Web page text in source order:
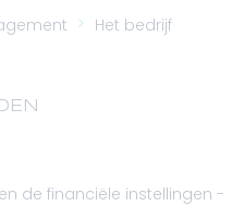
Het bedrijf
de financiële instellingen -